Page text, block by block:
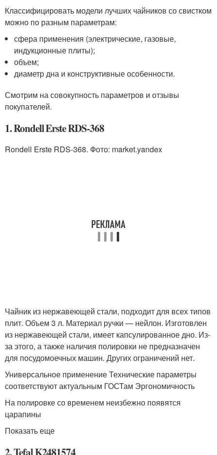
Классифицировать модели лучших чайников со свистком
можно по разным параметрам:
сфера применения (электрические, газовые,
индукционные плиты);
объем;
диаметр дна и конструктивные особенности.
Смотрим на совокупность параметров и отзывы
покупателей.
1. Rondell Erste RDS-368
Rondell Erste RDS-368. Фото: market.yandex
Чайник из нержавеющей стали, подходит для всех типов
плит. Объем 3 л. Материал ручки — нейлон. Изготовлен
из нержавеющей стали, имеет капсулированное дно. Из-
за этого, а также наличия полировки не предназначен
для посудомоечных машин. Других ограничений нет.
Универсальное применение Технические параметры
соответствуют актуальным ГОСТам Эргономичность
На полировке со временем неизбежно появятся
царапины
Показать еще
2. Tefal K2481574